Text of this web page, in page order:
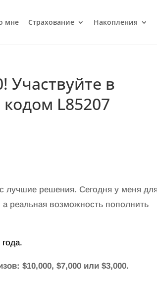
мне Страхование Накопления
Участвуйте в
L85207
лучшие решения. Сегодня у меня
реальная возможность пополнить
$10,000, $7,000 или $3,000.